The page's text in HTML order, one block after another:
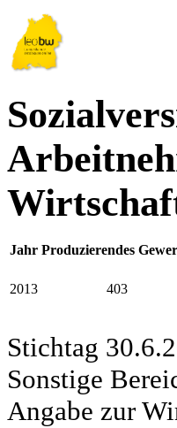
Jahr Produzierendes
2013
403
Stichtag
Sonstige
Angabe zur